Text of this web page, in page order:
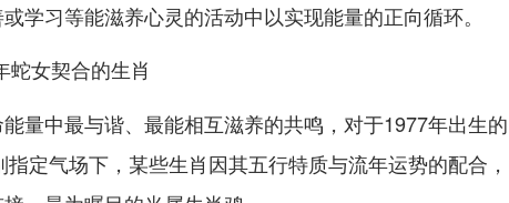
学习等能滋养心灵的活动中以实现能量的正向循环。
蛇女契合的生肖
量中最与谐、最能相互滋养的共鸣，对于1977年出生的
定气场下，某些生肖因其五行特质与流年运势的配合，